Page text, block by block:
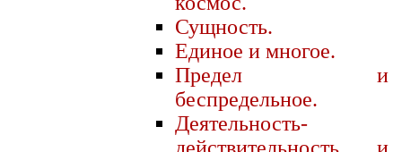
Сущность.
Единое и многое.
Предел и
беспредельное.
Деятельность-